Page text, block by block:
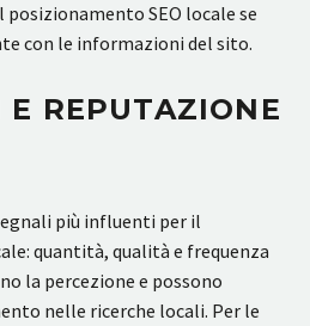
SEO locale se
con le informazioni del sito.
E REPUTAZIONE
più influenti per il
quantità, qualità e frequenza
la percezione e possono
nelle ricerche locali. Per le